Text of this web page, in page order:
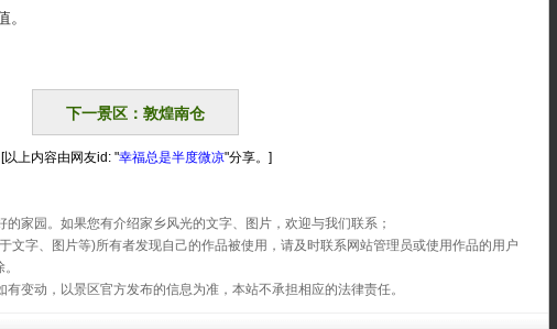
下一景区：敦煌南仓
[以上内容由网友id: "幸福总是半度微凉"分享。]
家园。如果您有介绍家乡风光的文字、图片，欢迎与我们联系；
文字、图片等)所有者发现自己的作品被使用，请及时联系网站管理员或使用作品的用户
变动，以景区官方发布的信息为准，本站不承担相应的法律责任。